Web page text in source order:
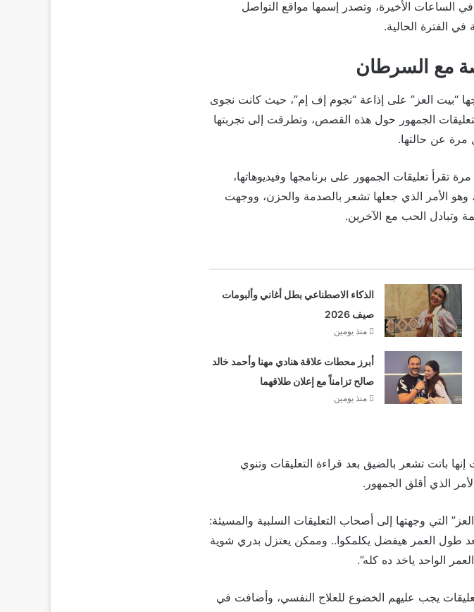
في الساعات الأخيرة، وتصدر إسمها مواقع التواصل
في الفترة الحالية.
مع السرطان
“بيت العز” على إذاعة “نجوم إف إم”، حيث كانت نجوى
الجمهور حول هذه القصص، وتطرقت إلى تجربتها
عن حالتها.
تقرأ تعليقات الجمهور على برنامجها وفيديوهاتها،
الأمر الذي جعلها تشعر بالصدمة والحزن، ووجهت
وتبادل الحب مع الآخرين.
الذكاء الاصطناعي بطل أغاني وألبومات
صيف 2026
منذ يومين
أبرز محطات علاقة هنادي مهنا وأحمد خالد
صالح تزامناً مع إعلان طلاقهما
منذ يومين
باتت تشعر بالضيق بعد قراءة التعليقات وتنوي
الذي أقلق الجمهور.
التي وجهتها إلى أصحاب التعليقات السلبية والمسيئة:
طول العمر هيفضل يكلمكوا.. وممكن يعتزل بدري شوية
الواحد ياخد ده كله”.
يجب عليهم الخضوع للعلاج النفسي، وأضافت في